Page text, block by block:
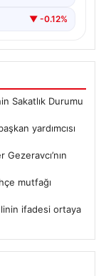
▼ -0.12%
Sakatlık Durumu
yardımcısı
mutfağı
ifadesi ortaya